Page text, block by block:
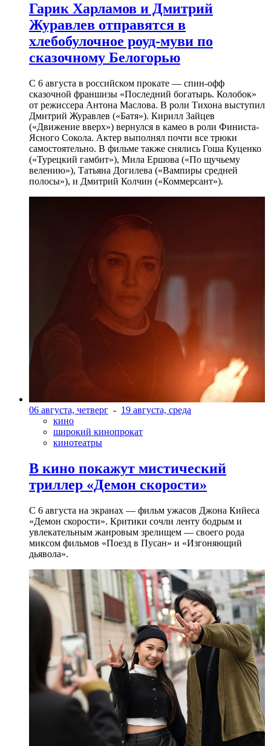
Гарик Харламов и Дмитрий
Журавлев отправятся в
хлебобулочное роуд-муви по
сказочному Белогорью
С 6 августа в российском прокате — спин-офф
сказочной франшизы «Последний богатырь. Колобок»
от режиссера Антона Маслова. В роли Тихона выступил
Дмитрий Журавлев («Батя»). Кирилл Зайцев
(«Движение вверх») вернулся в камео в роли Финиста-
Ясного Сокола. Актер выполнял почти все трюки
самостоятельно. В фильме также снялись Гоша Куценко
(«Турецкий гамбит»), Мила Ершова («По щучьему
велению»), Татьяна Догилева («Вампиры средней
полосы»), и Дмитрий Колчин («Коммерсант»).
06 августа, четверг - 19 августа, среда
кино
широкий кинопрокат
кинотеатры
В кино покажут мистический
триллер «Демон скорости»
С 6 августа на экранах — фильм ужасов Джона Кийеса
«Демон скорости». Критики сочли ленту бодрым и
увлекательным жанровым зрелищeм — своего рода
миксом фильмов «Поезд в Пусан» и «Изгоняющий
дьявола».